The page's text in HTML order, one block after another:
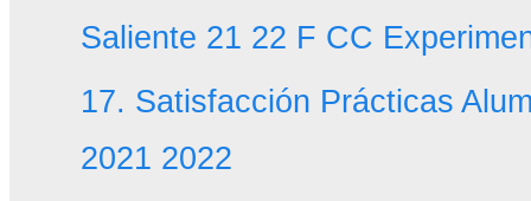
Saliente 21 22 F CC
17. Satisfacción Prácticas
2021 2022